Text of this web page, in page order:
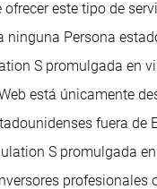
ofrecer este tipo de
ninguna Persona
S promulgada en
está únicamente
fuera de
S promulgada
profesionales